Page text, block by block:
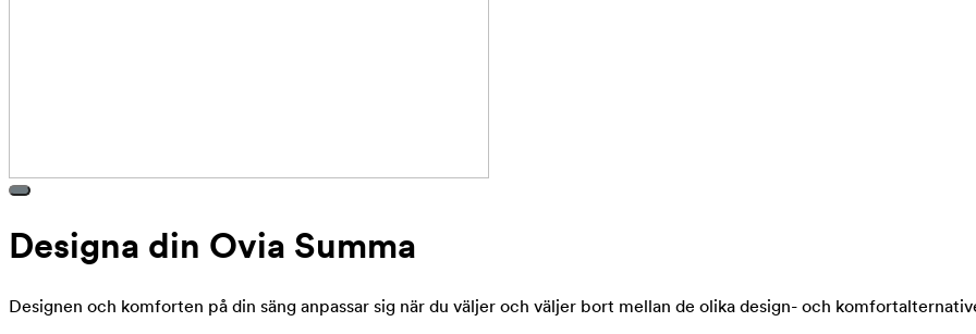
Designa din Ovia Summa
Designen och komforten på din säng anpassar sig när du väljer och väljer bort mellan de olika design- och